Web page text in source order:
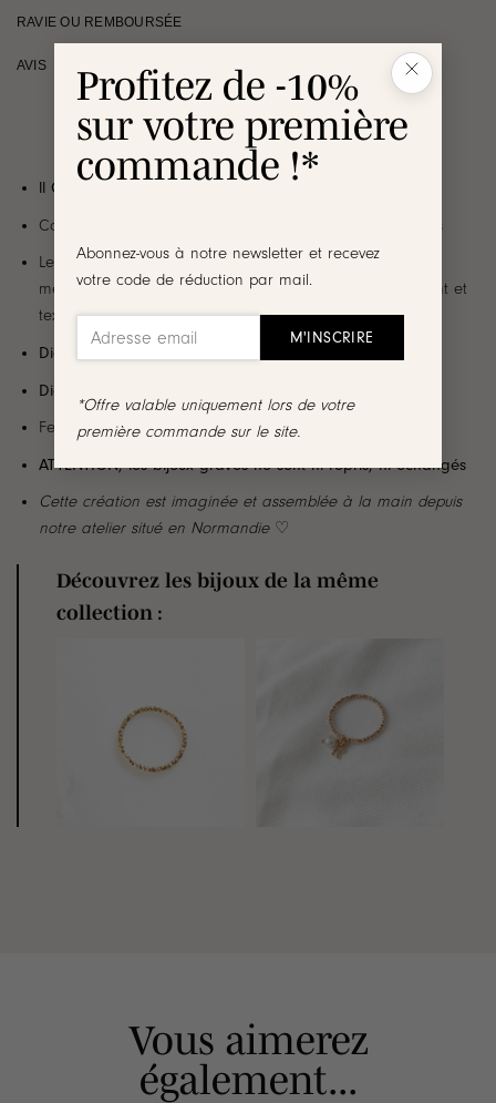
Profitez de -10%
sur votre première
commande !*
Abonnez-vous à notre newsletter et recevez
votre code de réduction par mail.
*Offre valable uniquement lors de votre
première commande sur le site.
RAVIE OU REMBOURSÉE
AVIS
ll Création Jolie Demoiselle ll
Collier personnalisable en plaqué or 3 microns 18 carats
Le bijou se compose d’une fine chaîne classique, d’un
médaillon rond et lisse décoré d’un anneau au fini brillant et
texturé
Diamètre médaillon
Diamètre anneau
Fermoir mousqueton rond
ATTENTION, les bijoux gravés ne sont ni repris, ni échangés
Cette création est imaginée et assemblée à la main depuis
notre atelier situé en Normandie ♡
Découvrez les bijoux de la même
collection :
Vous aimerez
également...